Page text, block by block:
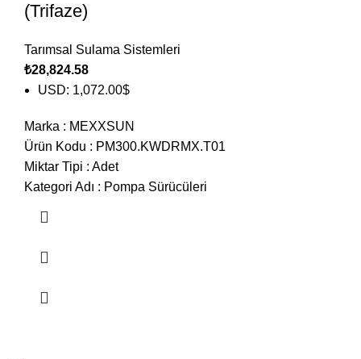
(Trifaze)
Tarımsal Sulama Sistemleri
₺28,824.58
USD: 1,072.00$
Marka : MEXXSUN
Ürün Kodu : PM300.KWDRMX.T01
Miktar Tipi : Adet
Kategori Adı : Pompa Sürücüleri